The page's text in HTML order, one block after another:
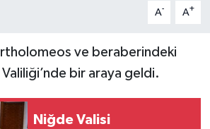
A- A+
ve beraberindeki
bir araya geldi.
Niğde Valisi